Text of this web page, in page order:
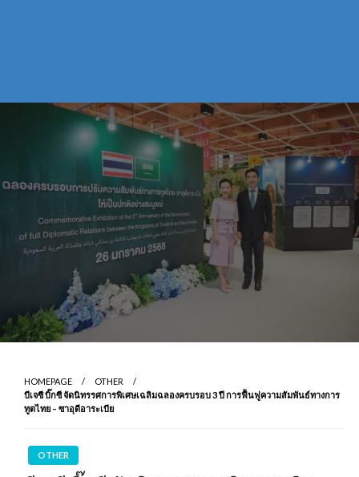
HOMEPAGE
OTHER
บีเจซี บิ๊กซี จัดนิทรรศการพิเศษเฉลิมฉลองครบรอบ 3 ปี การฟื้นฟูความสัมพันธ์ทางการ
ทูตไทย – ซาอุดีอาระเบีย
OTHER